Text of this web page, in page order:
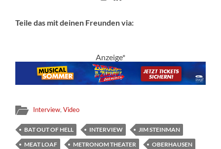
Teile das mit deinen Freunden via:
Anzeige*
Interview,Video
BAT OUT OF HELL INTERVIEW
JIM STEINMAN
MEAT LOAF
METRONOM THEATER
OBERHAUSEN